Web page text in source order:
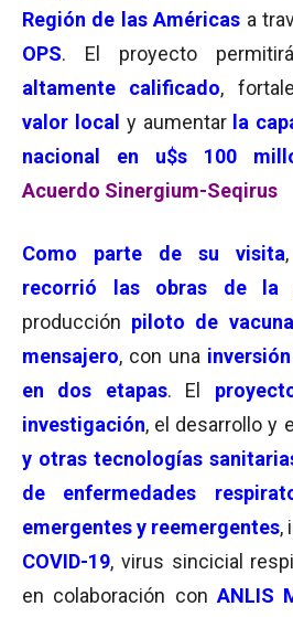
Región de las Américas a
OPS. El proyecto permitirá
altamente calificado,
valor local y aumentar la
nacional en u$s 100
Acuerdo Sinergium-Seqirus
Como parte de su visita,
recorrió las obras de la
producción piloto de
mensajero, con una
en dos etapas. El
investigación, el desarrollo y
y otras tecnologías
de enfermedades
emergentes y reemergentes,
COVID-19, virus sincicial
en colaboración con ANLIS